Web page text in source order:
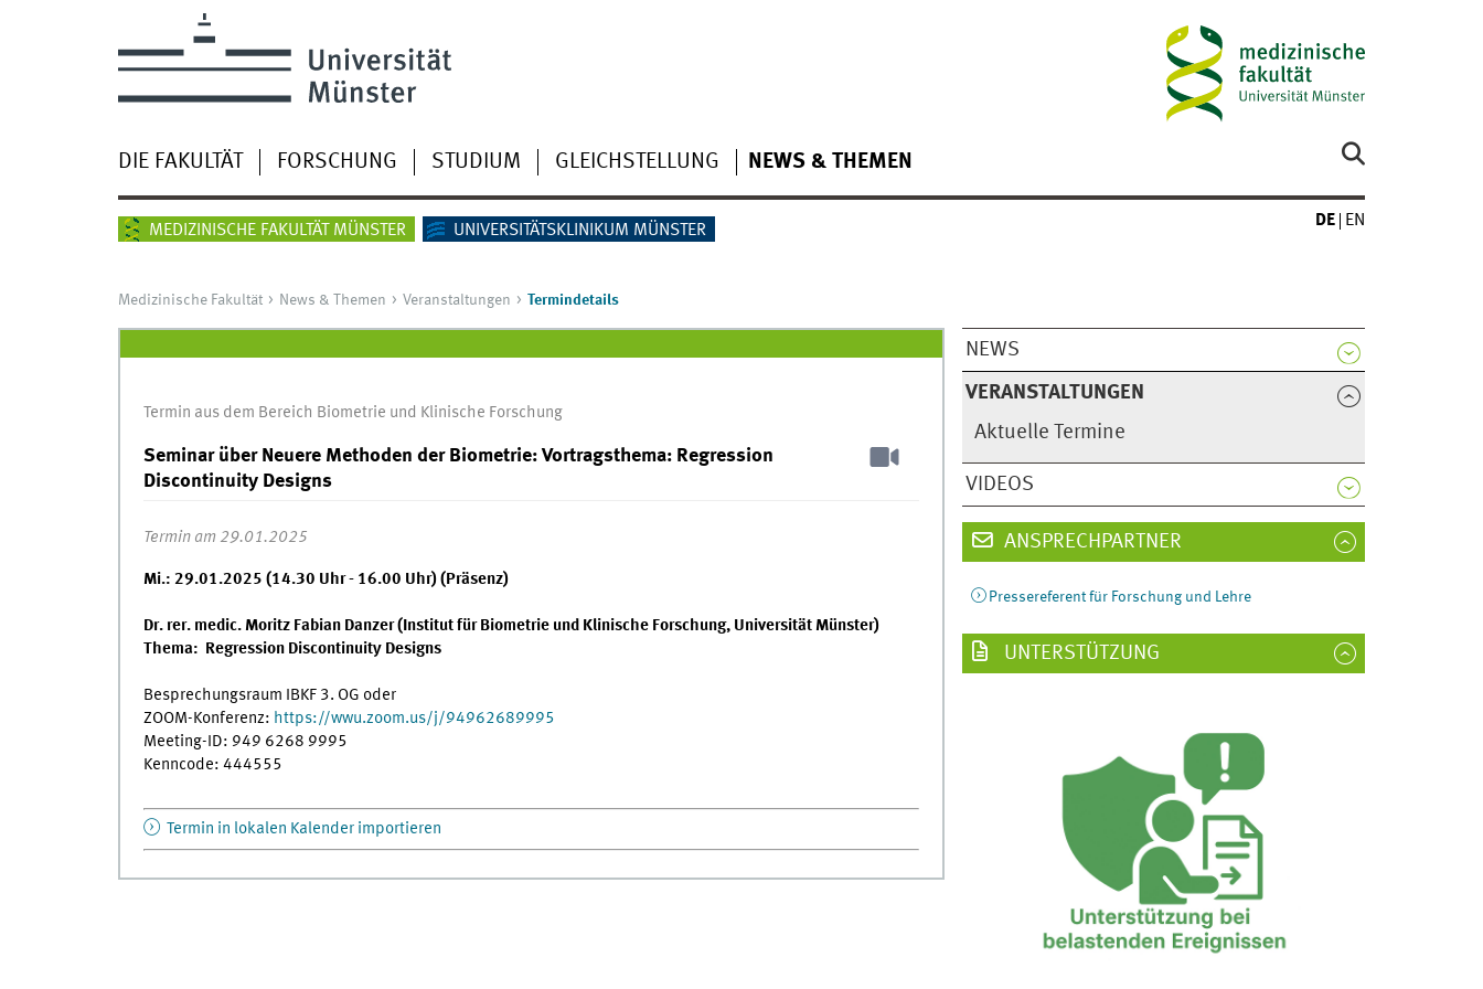
DIE FAKULTÄT FORSCHUNG STUDIUM GLEICHSTELLUNG NEWS & THEMEN
MEDIZINISCHE FAKULTÄT MÜNSTER UNIVERSITÄTSKLINIKUM MÜNSTER
DE EN
Medizinische Fakultät News & Themen Veranstaltungen Termindetails
NEWS
VERANSTALTUNGEN
Aktuelle Termine
VIDEOS
Termin aus dem Bereich Biometrie und Klinische Forschung
Seminar über Neuere Methoden der Biometrie: Vortragsthema: Regression
Discontinuity Designs
Termin am 29.01.2025
Mi.: 29.01.2025 (14.30 Uhr - 16.00 Uhr) (Präsenz)
Dr. rer. medic. Moritz Fabian Danzer (Institut für Biometrie und Klinische Forschung, Universität Münster)
Thema:
Regression Discontinuity Designs
Besprechungsraum IBKF 3. OG oder
ZOOM-Konferenz: https://wwu.zoom.us/j/94962689995
Meeting-ID: 949 6268 9995
Kenncode: 444555
Termin in lokalen Kalender importieren
ANSPRECHPARTNER
Pressereferent für Forschung und Lehre
UNTERSTÜTZUNG